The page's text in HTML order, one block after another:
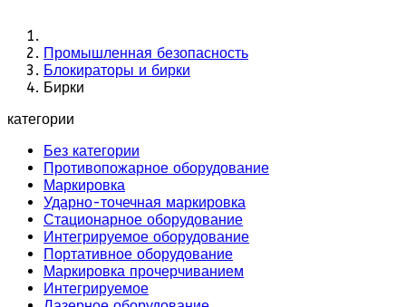
Промышленная безопасность
Блокираторы и бирки
Бирки
категории
Без категории
Противопожарное оборудование
Маркировка
Ударно-точечная маркировка
Стационарное оборудование
Интегрируемое оборудование
Портативное оборудование
Маркировка прочерчиванием
Интегрируемое